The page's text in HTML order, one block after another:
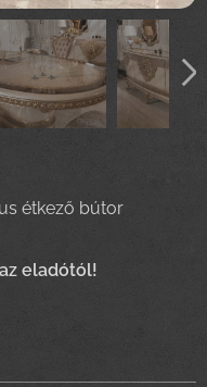
étkező bútor
eladótól!